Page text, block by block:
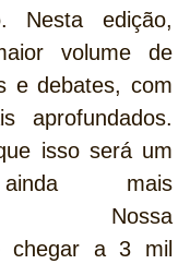
Nesta edição,
volume de
e debates, com
aprofundados.
isso será um
mais
Nossa
chegar a 3 mil